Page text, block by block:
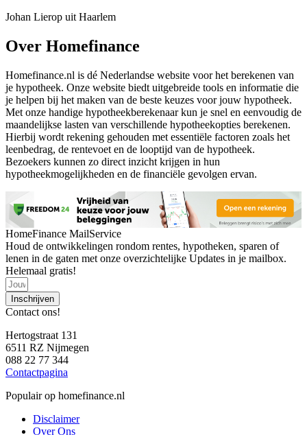
Johan Lierop uit Haarlem
Over Homefinance
Homefinance.nl is dé Nederlandse website voor het berekenen van
je hypotheek. Onze website biedt uitgebreide tools en informatie die
je helpen bij het maken van de beste keuzes voor jouw hypotheek.
Met onze handige hypotheekberekenaar kun je snel en eenvoudig de
maandelijkse lasten van verschillende hypotheekopties berekenen.
Hierbij wordt rekening gehouden met essentiële factoren zoals het
leenbedrag, de rentevoet en de looptijd van de hypotheek.
Bezoekers kunnen zo direct inzicht krijgen in hun
hypotheekmogelijkheden en de financiële gevolgen ervan.
HomeFinance MailService
Houd de ontwikkelingen rondom rentes, hypotheken, sparen of
lenen in de gaten met onze overzichtelijke Updates in je mailbox.
Helemaal gratis!
Inschrijven
Contact ons!
Hertogstraat 131
6511 RZ Nijmegen
088 22 77 344
Contactpagina
Populair op homefinance.nl
Disclaimer
Over Ons